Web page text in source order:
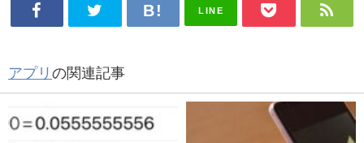
LINE
アプリ の関連記事